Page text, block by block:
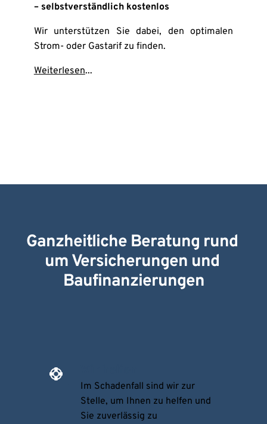
– selbstverständlich kostenlos
Wir unterstützen Sie dabei, den optimalen
Strom- oder Gastarif zu finden.
Weiterlesen...
Ganzheitliche Beratung rund
um Versicherungen und
Baufinanzierungen
Im Schadenfall sind wir zur
Stelle, um Ihnen zu helfen und
Sie zuverlässig zu